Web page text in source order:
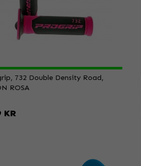
732 Double Density Road,
ROSA
KR